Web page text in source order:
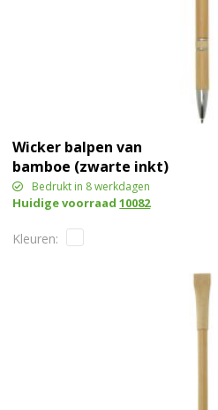
Wicker balpen van
bamboe (zwarte inkt)
Bedrukt in 8 werkdagen
Huidige voorraad10082